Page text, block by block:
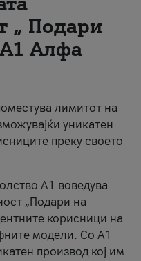
„ Подари
А1 Алфа
лимитот на
уникатен
преку своето
А1 воведува
„Подари на
корисници на
модели. Со A1
производ кој им